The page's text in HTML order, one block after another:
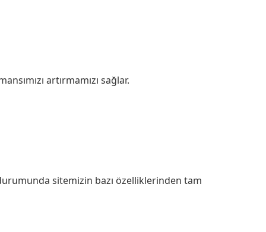
artırmamızı sağlar.
sitemizin bazı özelliklerinden tam